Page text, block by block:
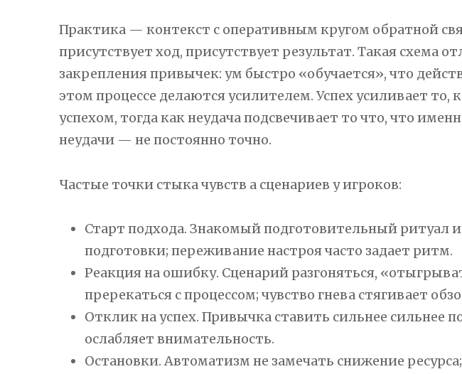
Практика — контекст с оперативным кругом обратной
присутствует ход, присутствует результат. Такая схема
закрепления привычек: ум быстро «обучается», что
этом процессе делаются усилителем. Успех усиливает то,
успехом, тогда как неудача подсвечивает то что, что
неудачи — не постоянно точно.
Частые точки стыка чувств а сценариев у игроков:
Старт подхода. Знакомый подготовительный ритуал
подготовки; переживание настроя часто задает ритм.
Реакция на ошибку. Сценарий разгоняться,
пререкаться с процессом; чувство гнева стягивает
Отклик на успех. Привычка ставить сильнее сильнее
ослабляет внимательность.
Остановки. Автоматизм не замечать снижение